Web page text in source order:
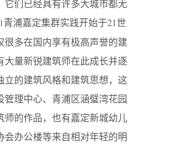
它们已经具有许多大城市都无
1青浦嘉定集群实践开始于21世
很多在国内享有极高声誉的建
大量新锐建筑师在此成长并逐
立的建筑风格和建筑思想，这
管理中心、青浦区涵璧湾花园
师的作品，也有嘉定新城幼儿
会办公楼等来自相对年轻的明